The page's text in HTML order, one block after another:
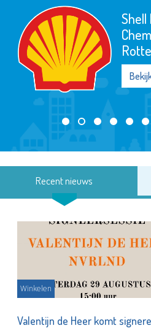
Shell
Recent nieuws
Winkelen
Valentijn de Heer komt